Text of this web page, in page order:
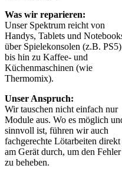
Was wir reparieren:
Unser Spektrum reicht von
Handys, Tablets und
über Spielekonsolen (z.B. PS5)
bis hin zu Kaffee- und
Küchenmaschinen (wie
Thermomix).
Unser Anspruch:
Wir tauschen nicht einfach nur
Module aus. Wo es möglich
sinnvoll ist, führen wir auch
fachgerechte Lötarbeiten direkt
am Gerät durch, um den Fehler
zu beheben.